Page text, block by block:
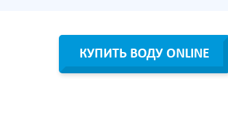
КУПИТЬ ВОДУ ONLINE